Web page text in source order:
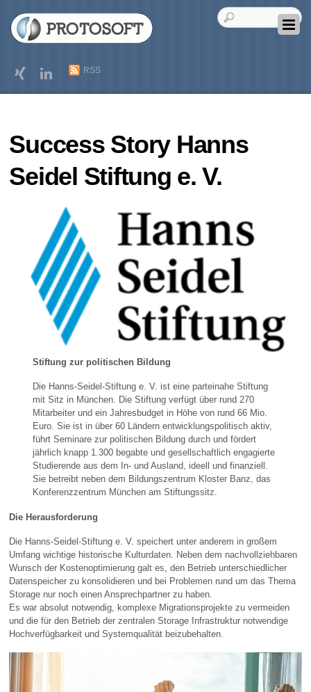
RSS
Success Story Hanns
Seidel Stiftung e. V.
Stiftung zur politischen Bildung
Die Hanns-Seidel-Stiftung e. V. ist eine parteinahe Stiftung
mit Sitz in München. Die Stiftung verfügt über rund 270
Mitarbeiter und ein Jahresbudget in Höhe von rund 66 Mio.
Euro. Sie ist in über 60 Ländern entwicklungspolitisch aktiv,
führt Seminare zur politischen Bildung durch und fördert
jährlich knapp 1.300 begabte und gesellschaftlich engagierte
Studierende aus dem In- und Ausland, ideell und finanziell.
Sie betreibt neben dem Bildungszentrum Kloster Banz, das
Konferenzzentrum München am Stiftungssitz.
Die Herausforderung
Die Hanns-Seidel-Stiftung e. V. speichert unter anderem in großem
Umfang wichtige historische Kulturdaten. Neben dem nachvollziehbaren
Wunsch der Kostenoptimierung galt es, den Betrieb unterschiedlicher
Datenspeicher zu konsolidieren und bei Problemen rund um das Thema
Storage nur noch einen Ansprechpartner zu haben.
Es war absolut notwendig, komplexe Migrationsprojekte zu vermeiden
und die für den Betrieb der zentralen Storage Infrastruktur notwendige
Hochverfügbarkeit und Systemqualität beizubehalten.